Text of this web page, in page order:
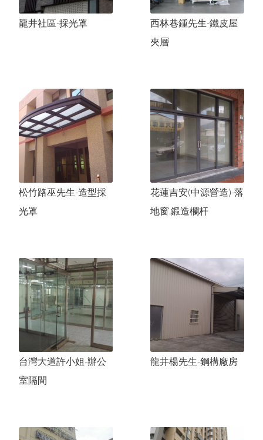
龍井社區-採光罩
西林巷鍾先生-鐵皮屋
夾層
松竹路巫先生-造型採
光罩
花蓮吉安(中源營造)-落
地窗.鍛造欄杆
台灣大道許小姐-辦公
室隔間
龍井楊先生-鋼構廠房